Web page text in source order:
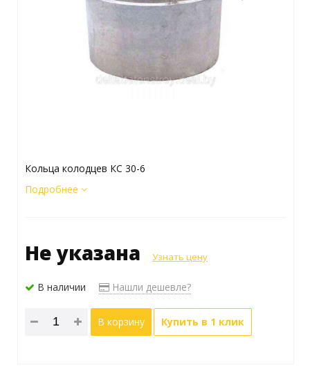
Кольца колодцев КС 30-6
Подробнее
Не указана Узнать цену
В наличии Нашли дешевле?
В корзину Купить в 1 клик